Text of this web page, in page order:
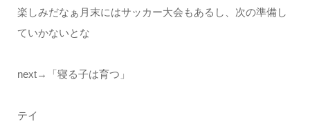
楽しみだなぁ月末にはサッカー大会もあるし、次の準備し
ていかないとな
next→「寝る子は育つ」
テイ